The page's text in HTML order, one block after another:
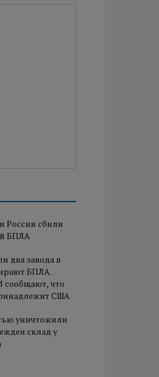
России сбили
БПЛА
два завода в
БПЛА.
что
США
уничтожили
склад у